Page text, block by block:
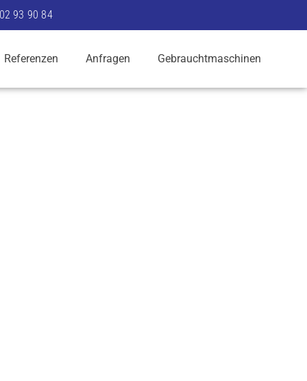
93 90 84
Referenzen Anfragen Gebrauchtmaschinen